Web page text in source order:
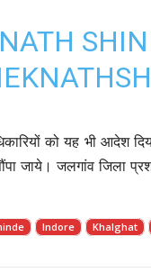
को यह भी आदेश
जाये। जलगांव जिला
Indore Khalghat